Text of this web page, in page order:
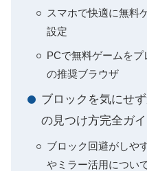
スマホで快適に無料
設定
PCで無料ゲームを
の推奨ブラウザ
ブロックを気にせ
の見つけ方完全ガ
ブロック回避がしや
やミラー活用につい